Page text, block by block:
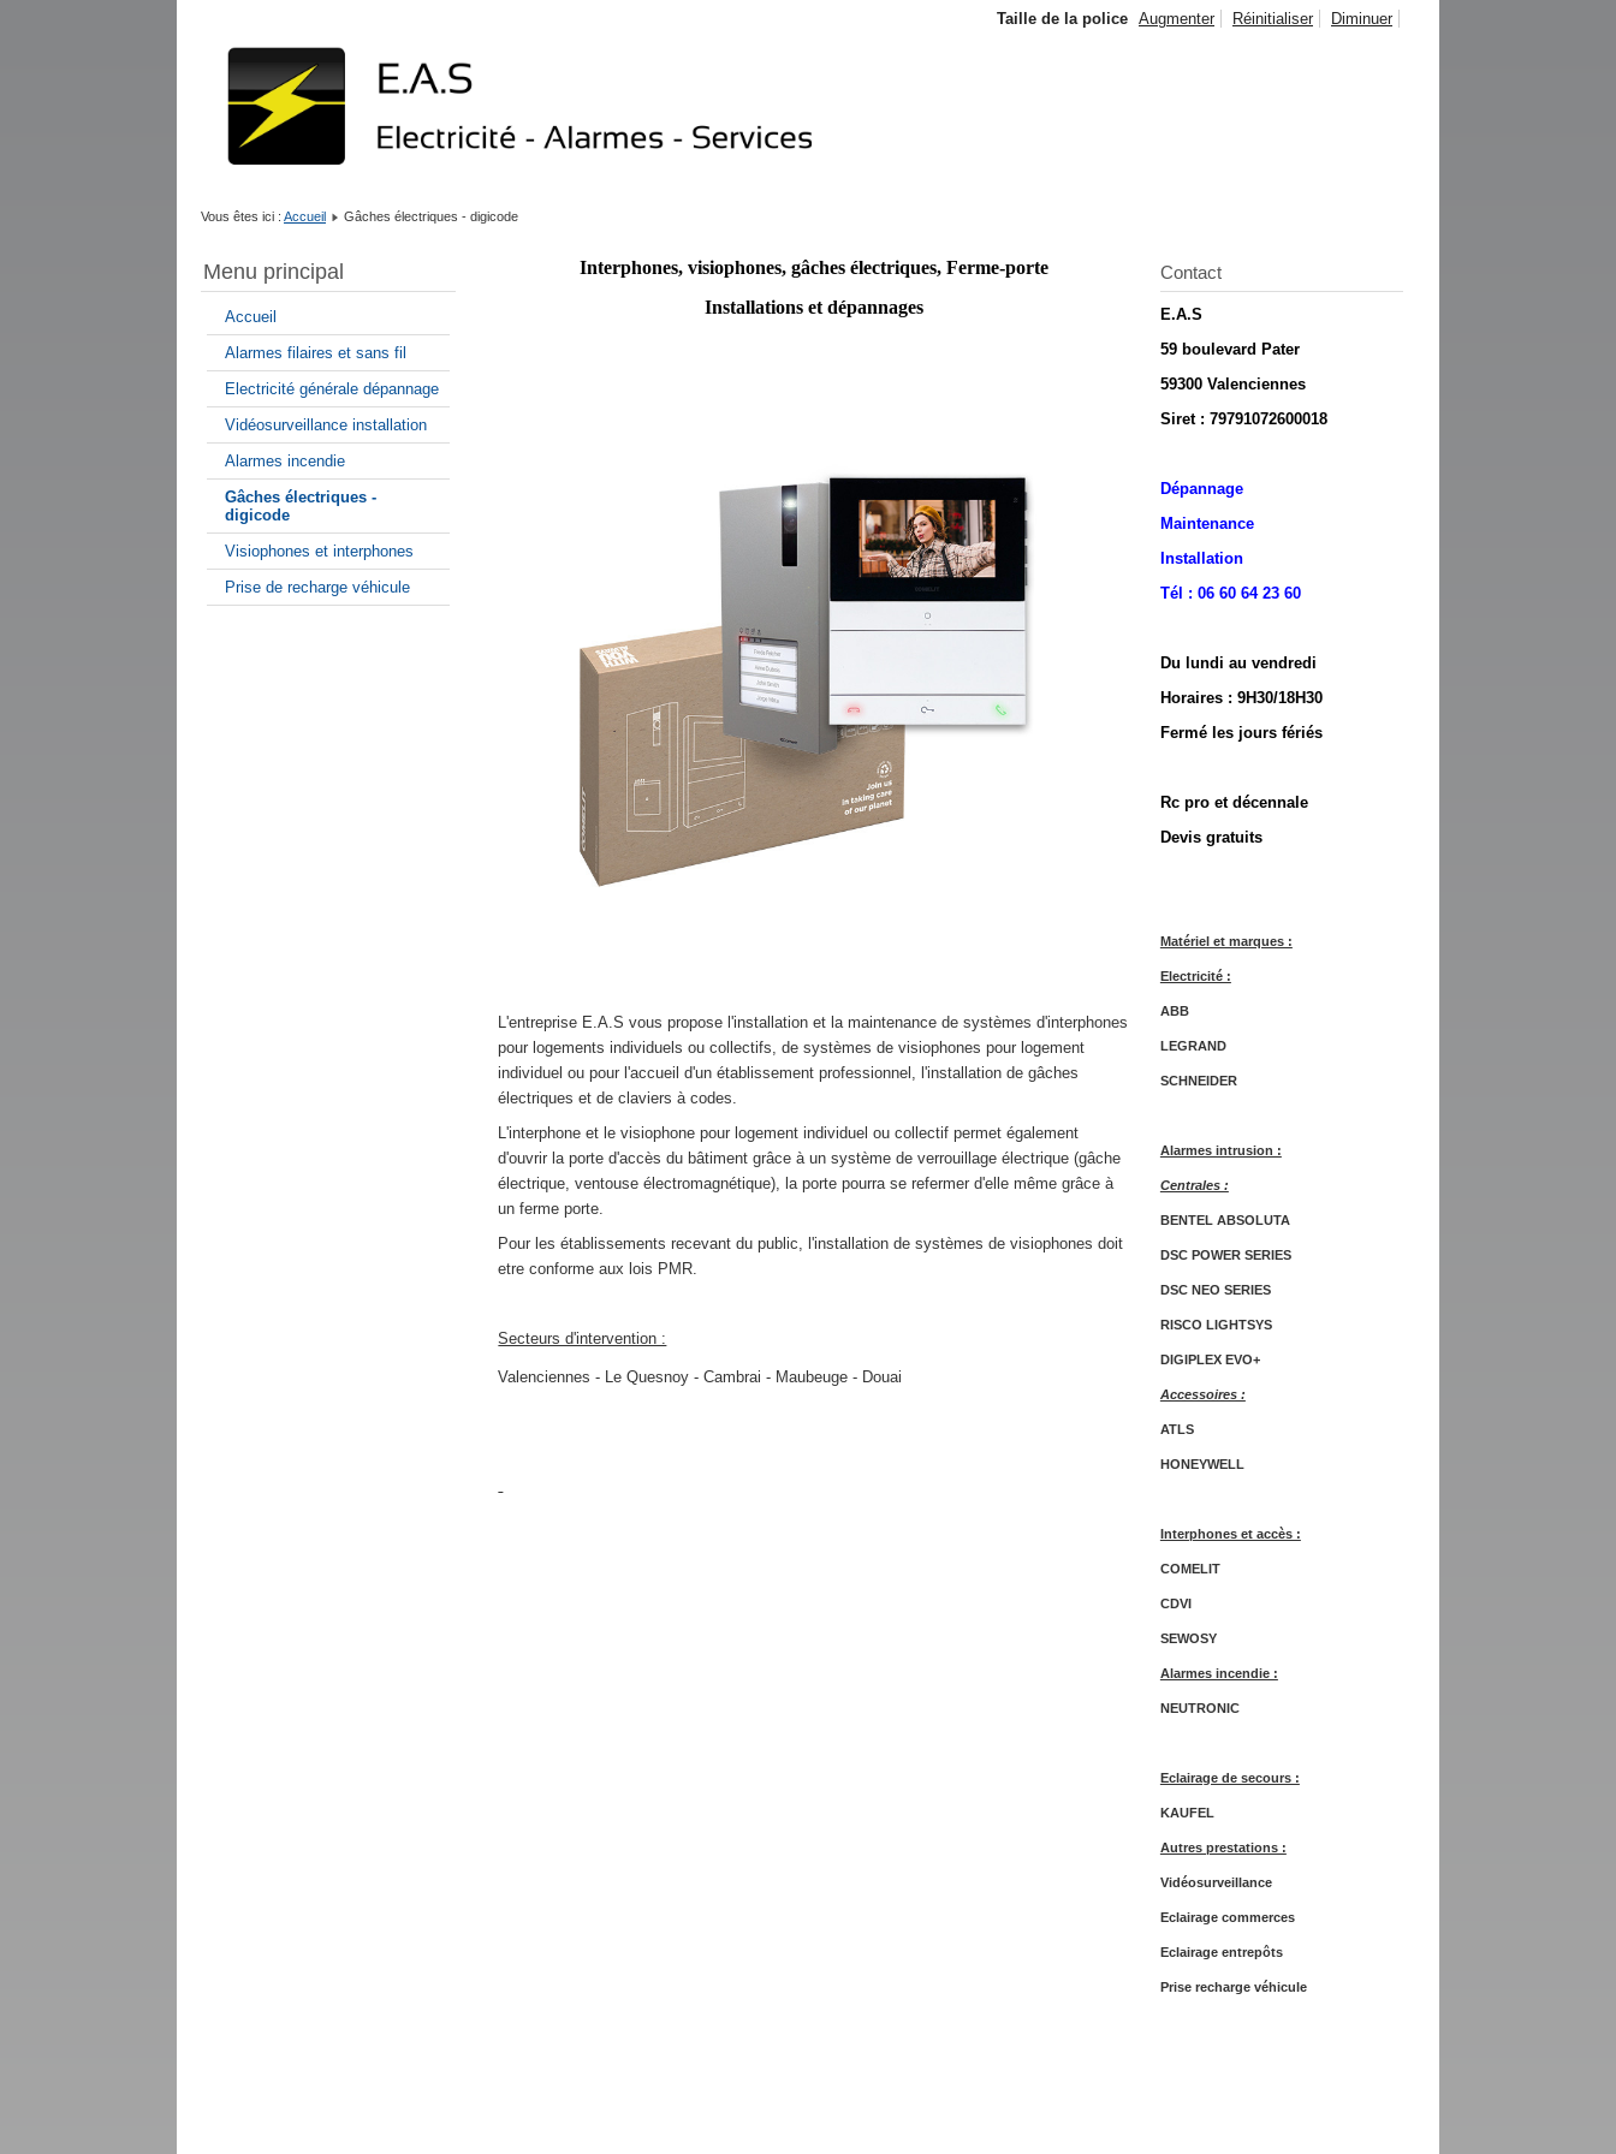
Taille de la police Augmenter Réinitialiser Diminuer
Vous êtes ici : Accueil Gâches électriques - digicode
Menu principal
Accueil
Alarmes filaires et sans fil
Electricité générale dépannage
Vidéosurveillance installation
Alarmes incendie
Gâches électriques -
digicode
Visiophones et interphones
Prise de recharge véhicule
Interphones, visiophones, gâches électriques, Ferme-porte
Installations et dépannages
L'entreprise E.A.S vous propose l'installation et la maintenance de systèmes d'interphones
pour logements individuels ou collectifs, de systèmes de visiophones pour logement
individuel ou pour l'accueil d'un établissement professionnel, l'installation de gâches
électriques et de claviers à codes.
L'interphone et le visiophone pour logement individuel ou collectif permet également
d'ouvrir la porte d'accès du bâtiment grâce à un système de verrouillage électrique (gâche
électrique, ventouse électromagnétique), la porte pourra se refermer d'elle même grâce à
un ferme porte.
Pour les établissements recevant du public, l'installation de systèmes de visiophones doit
etre conforme aux lois PMR.
Secteurs d'intervention :
Valenciennes - Le Quesnoy - Cambrai - Maubeuge - Douai
Contact
E.A.S
59 boulevard Pater
59300 Valenciennes
Siret : 79791072600018
Dépannage
Maintenance
Installation
Tél : 06 60 64 23 60
Du lundi au vendredi
Horaires : 9H30/18H30
Fermé les jours fériés
Rc pro et décennale
Devis gratuits
Matériel et marques :
Electricité :
ABB
LEGRAND
SCHNEIDER
Alarmes intrusion :
Centrales :
BENTEL ABSOLUTA
DSC POWER SERIES
DSC NEO SERIES
RISCO LIGHTSYS
DIGIPLEX EVO+
Accessoires :
ATLS
HONEYWELL
Interphones et accès :
COMELIT
CDVI
SEWOSY
Alarmes incendie :
NEUTRONIC
Eclairage de secours :
KAUFEL
Autres prestations :
Vidéosurveillance
Eclairage commerces
Eclairage entrepôts
Prise recharge véhicule